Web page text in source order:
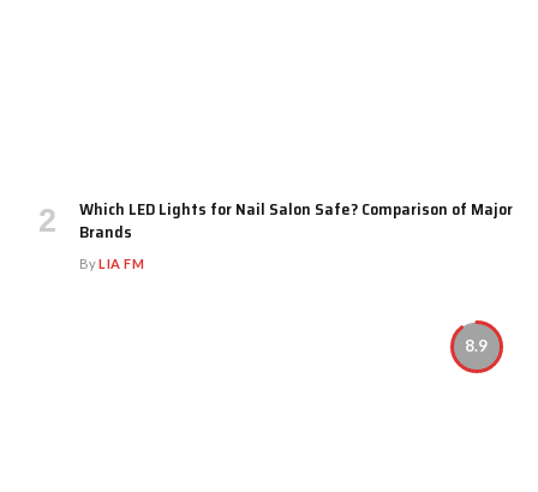
Which LED Lights for Nail Salon Safe? Comparison of Major
Brands
ByLIA FM
8.9